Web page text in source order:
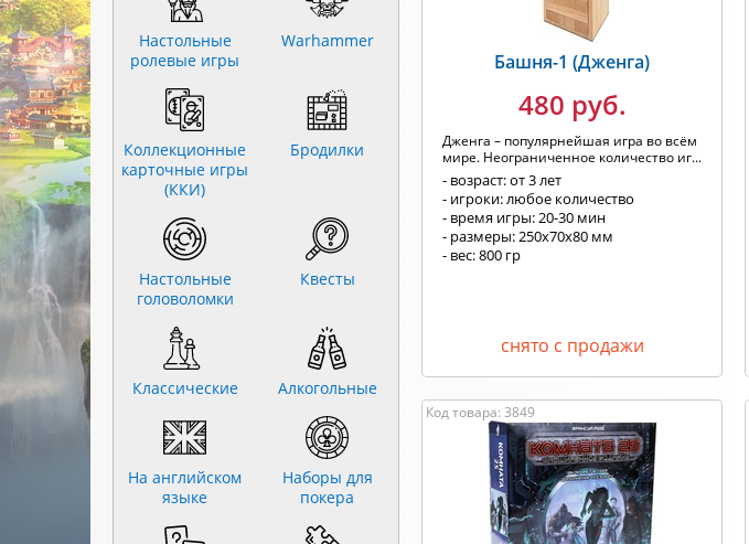
Башня-1 (Дженга)
480 руб.
Дженга – популярнейшая игра во всём
мире. Неограниченное количество иг...
- возраст: от 3 лет
- игроки: любое количество
- время игры: 20-30 мин
- размеры: 250x70x80 мм
- вес: 800 гр
снято с продажи
Код товара: 3849
Настольные
ролевые игры
Warhammer
Коллекционные
карточные игры
(ККИ)
Бродилки
Настольные
головоломки
Квесты
Классические Алкогольные
На английском
языке
Наборы для
покера